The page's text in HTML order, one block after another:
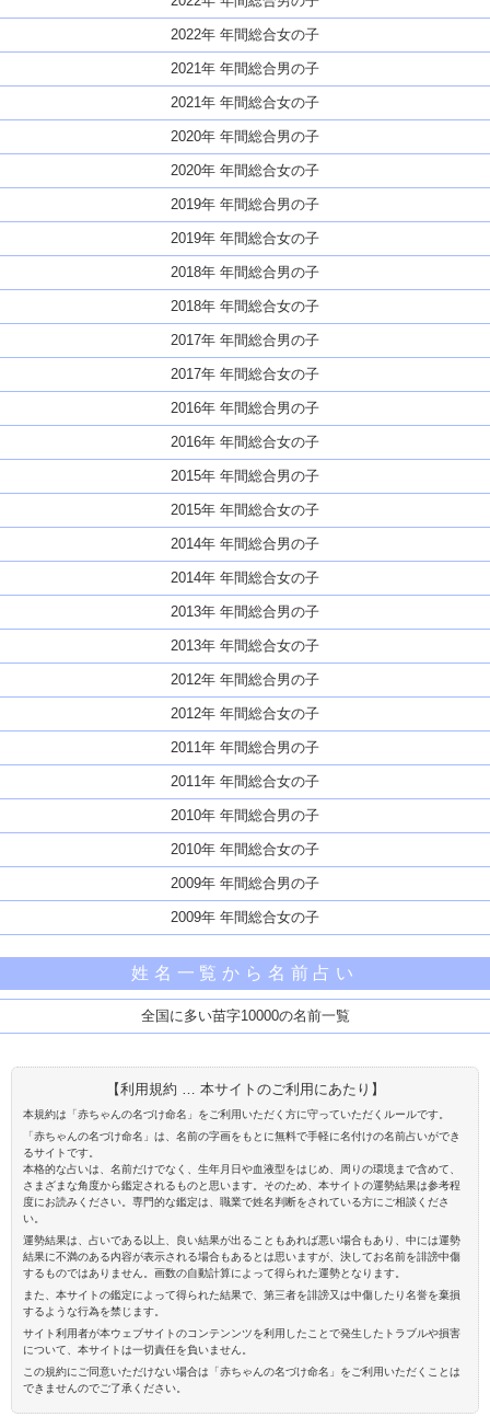
2022年 年間総合女の子
2021年 年間総合男の子
2021年 年間総合女の子
2020年 年間総合男の子
2020年 年間総合女の子
2019年 年間総合男の子
2019年 年間総合女の子
2018年 年間総合男の子
2018年 年間総合女の子
2017年 年間総合男の子
2017年 年間総合女の子
2016年 年間総合男の子
2016年 年間総合女の子
2015年 年間総合男の子
2015年 年間総合女の子
2014年 年間総合男の子
2014年 年間総合女の子
2013年 年間総合男の子
2013年 年間総合女の子
2012年 年間総合男の子
2012年 年間総合女の子
2011年 年間総合男の子
2011年 年間総合女の子
2010年 年間総合男の子
2010年 年間総合女の子
2009年 年間総合男の子
2009年 年間総合女の子
姓名一覧から名前占い
全国に多い苗字10000の名前一覧
【利用規約 … 本サイトのご利用にあたり】
本規約は「赤ちゃんの名づけ命名」をご利用いただく方に守っていただくルールです。
「赤ちゃんの名づけ命名」は、名前の字画をもとに無料で手軽に名付けの名前占いができ
るサイトです。
本格的な占いは、名前だけでなく、生年月日や血液型をはじめ、周りの環境まで含めて、
さまざまな角度から鑑定されるものと思います。そのため、本サイトの運勢結果は参考程
度にお読みください。専門的な鑑定は、職業で姓名判断をされている方にご相談くださ
い。
運勢結果は、占いである以上、良い結果が出ることもあれば悪い場合もあり、中には運勢
結果に不満のある内容が表示される場合もあるとは思いますが、決してお名前を誹謗中傷
するものではありません。画数の自動計算によって得られた運勢となります。
また、本サイトの鑑定によって得られた結果で、第三者を誹謗又は中傷したり名誉を棄損
するような行為を禁じます。
サイト利用者が本ウェブサイトのコンテンンツを利用したことで発生したトラブルや損害
について、本サイトは一切責任を負いません。
この規約にご同意いただけない場合は「赤ちゃんの名づけ命名」をご利用いただくことは
できませんのでご了承ください。